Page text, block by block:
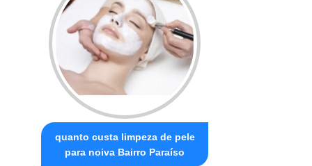
quanto custa limpeza de pele
para noiva Bairro Paraíso